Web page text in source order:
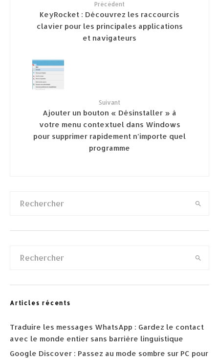
Précédent
KeyRocket : Découvrez les raccourcis
clavier pour les principales applications
et navigateurs
Suivant
Ajouter un bouton « Désinstaller » à
votre menu contextuel dans Windows
pour supprimer rapidement n’importe quel
programme
Articles récents
Traduire les messages WhatsApp : Gardez le contact
avec le monde entier sans barrière linguistique
Google Discover : Passez au mode sombre sur PC pour